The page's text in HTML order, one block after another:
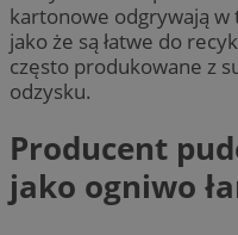
kartonowe odgrywają
jako że są łatwe do
często produkowane z
odzysku.
Producent
jako ogniwo